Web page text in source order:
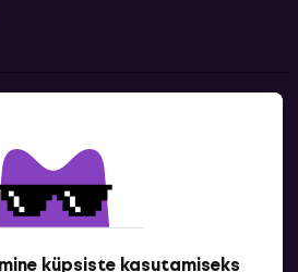
küpsiste kasutamiseks
Kontaktandmed